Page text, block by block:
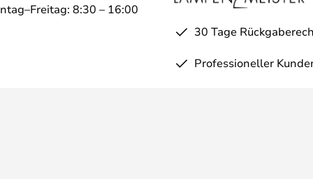
8:30 – 16:00
30 Tage
Professioneller